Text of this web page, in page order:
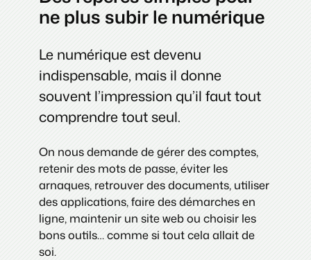
ne plus subir le numérique
Le numérique est devenu
indispensable, mais il donne
souvent l’impression qu’il faut tout
comprendre tout seul.
On nous demande de gérer des comptes,
retenir des mots de passe, éviter les
arnaques, retrouver des documents, utiliser
des applications, faire des démarches en
ligne, maintenir un site web ou choisir les
bons outils… comme si tout cela allait de
soi.